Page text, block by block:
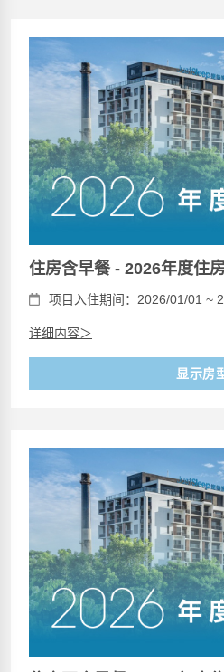
住房含早餐 - 2026年度住
项目入住期间：2026/01/01 ~
详细内容＞
显示房